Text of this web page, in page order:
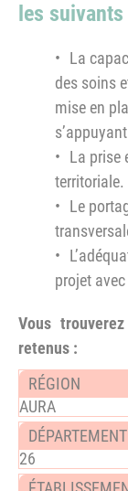
les
La
des soins
mise en
La prise
territoriale.
Le
projet
Vous
retenus :
AURA
26